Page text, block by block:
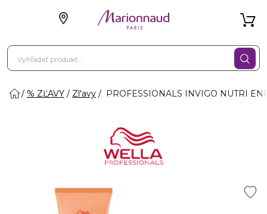
% ZĽAVY Zl'avy PROFESSIONALS INVIGO NUTRI